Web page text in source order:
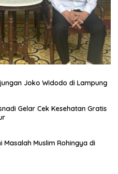
Joko Widodo di Lampung
Gelar Cek Kesehatan Gratis
Masalah Muslim Rohingya di